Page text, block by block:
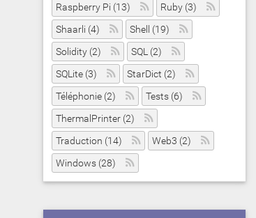
Raspberry Pi (13)
Ruby (3)
Shaarli (4)
Shell (19)
Solidity (2)
SQL (2)
SQLite (3)
StarDict (2)
Téléphonie (2)
Tests (6)
ThermalPrinter (2)
Traduction (14)
Web3 (2)
Windows (28)